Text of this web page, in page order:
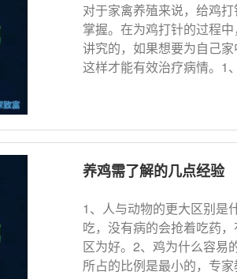
对于家禽养殖来说，给鸡
掌握。在为鸡打针的过程
讲究的，如果想要为自己
这样才能有效治疗病情。1
养鸡需了解的几点经验
1、人与动物的更大区别
吃，没有病的会抢着吃药
区为好。2、鸡为什么容
所占的比例是最小的，专